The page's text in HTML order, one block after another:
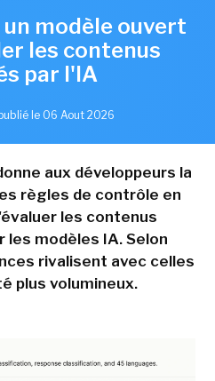
modèle ouvert
les contenus
par l'IA
le 06 Aout 2026
aux développeurs la
règles de contrôle en
les contenus
modèles IA. Selon
rivalisent avec celles
plus volumineux.